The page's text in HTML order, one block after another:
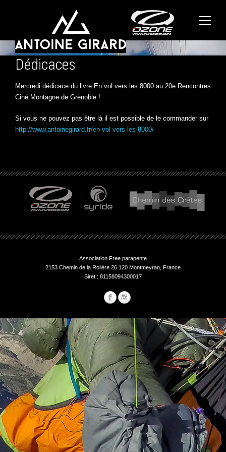
Dédicaces
Mercredi dédicace du livre En vol vers les 8000 au 20e Rencontres
Ciné Montagne de Grenoble !
Si vous ne pouvez pas être là il est possible de le commander sur
http://www.antoinegirard.fr/en-vol-vers-les-8000/
Association Free parapente
2153 Chemin de la Roliére 26 120 Montmeyran, France
Siret : 81158094300017